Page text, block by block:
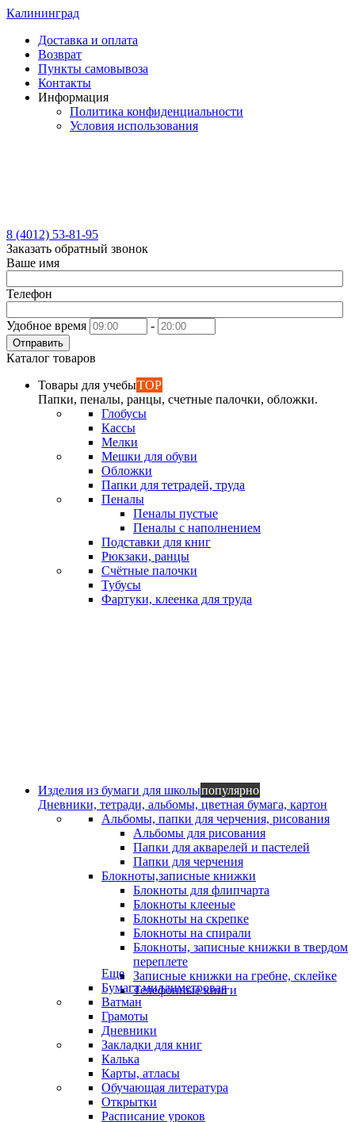
Калининград
Доставка и оплата
Возврат
Пункты самовывоза
Контакты
Информация
Политика конфиденциальности
Условия использования
8 (4012) 53-81-95
Заказать обратный звонок
Ваше имя
Телефон
Удобное время -
Отправить
Каталог товаров
Товары для учебыTOP
Папки, пеналы, ранцы, счетные палочки, обложки.
Глобусы
Кассы
Мелки
Мешки для обуви
Обложки
Папки для тетрадей, труда
Пеналы
Пеналы пустые
Пеналы с наполнением
Подставки для книг
Рюкзаки, ранцы
Счётные палочки
Тубусы
Фартуки, клеенка для труда
Изделия из бумаги для школыпопулярно
Дневники, тетради, альбомы, цветная бумага, картон
Альбомы, папки для черчения, рисования
Альбомы для рисования
Папки для акварелей и пастелей
Папки для черчения
Блокноты,записные книжки
Блокноты для флипчарта
Блокноты клееные
Блокноты на скрепке
Блокноты на спирали
Блокноты, записные книжки в твердом
переплете
Записные книжки на гребне, склейке
Телефонные книги
Еще
Бумага миллиметровая
Ватман
Грамоты
Дневники
Закладки для книг
Калька
Карты, атласы
Обучающая литература
Открытки
Расписание уроков